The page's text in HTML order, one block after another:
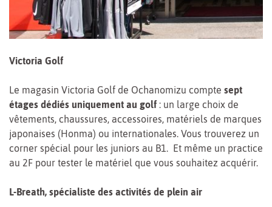
Victoria Golf
Le magasin Victoria Golf de Ochanomizu compte sept
étages dédiés uniquement au golf : un large choix de
vêtements, chaussures, accessoires, matériels de marques
japonaises (Honma) ou internationales. Vous trouverez un
corner spécial pour les juniors au B1. Et même un practice
au 2F pour tester le matériel que vous souhaitez acquérir.
L-Breath, spécialiste des activités de plein air